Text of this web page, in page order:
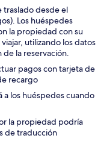
traslado desde el
Los huéspedes
la propiedad con su
utilizando los datos
la reservación.
pagos con tarjeta de
recargo
a los huéspedes cuando
la propiedad podría
de traducción